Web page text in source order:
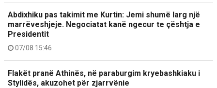
Abdixhiku pas takimit me Kurtin: Jemi shumë larg një
marrëveshjeje. Negociatat kanë ngecur te çështja e
Presidentit
07/08 15:46
Flakët pranë Athinës, në paraburgim kryebashkiaku i
Stylidës, akuzohet për zjarrvënie